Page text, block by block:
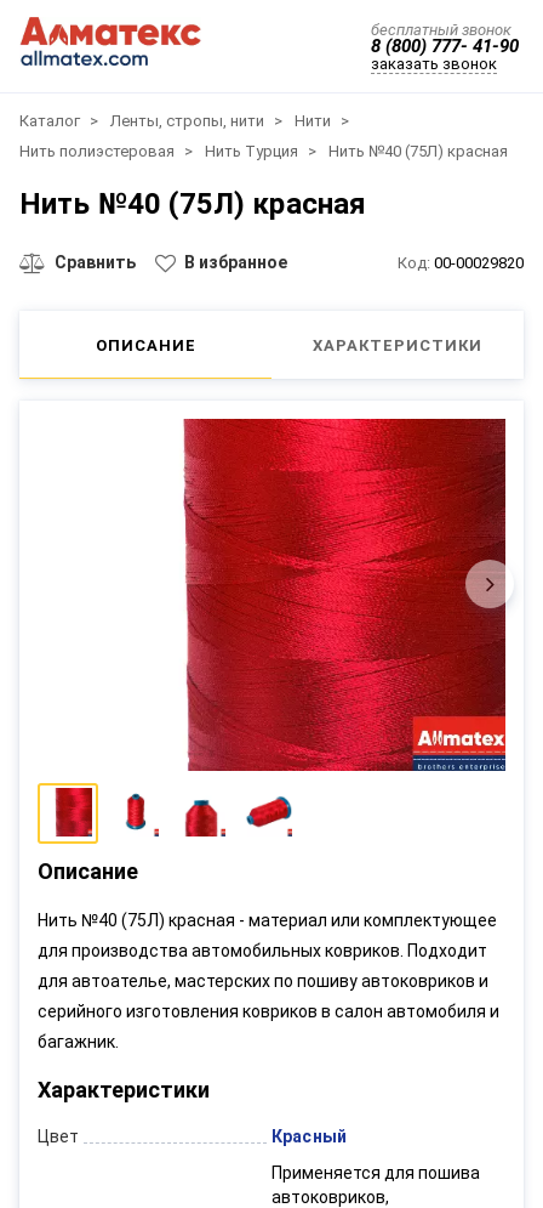
бесплатный звонок
8 (800) 777- 41-90
заказать звонок
Каталог Ленты, стропы, нити
Нити
Нить полиэстеровая
Нить Турция Нить №40 (75Л) красная
Нить №40 (75Л) красная
Сравнить В избранное Код: 00-00029820
ОПИСАНИЕ ХАРАКТЕРИСТИКИ
Описание
Нить №40 (75Л) красная - материал или комплектующее
для производства автомобильных ковриков. Подходит
для автоателье, мастерских по пошиву автоковриков и
серийного изготовления ковриков в салон автомобиля и
багажник.
Характеристики
Цвет Красный
Применяется для пошива
автоковриков,